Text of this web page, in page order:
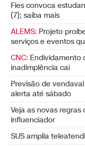
Fies convoca
(7); saiba mais
ALEMS: Projeto
serviços e eventos
CNC: Endividamento
inadimplência cai
Previsão de
alerta até sábado
Veja as novas
influenciador
SUS amplia